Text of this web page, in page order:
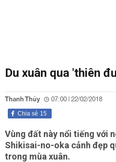
Du xuân qua 'thiên
Thanh Thủy 07:00 | 22/02/2018
15
Chia sẻ
Vùng đất này nổi tiếng với
Shikisai-no-oka cảnh đẹp
trong mùa xuân.